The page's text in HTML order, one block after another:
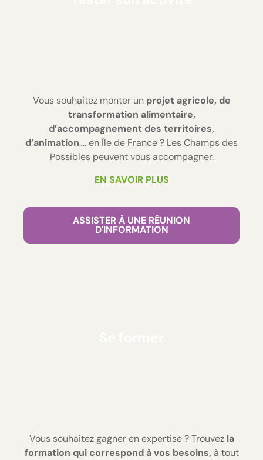
Vous souhaitez monter un projet agricole, de
transformation alimentaire,
d’accompagnement des territoires,
d’animation…, en Île de France ? Les Champs des
Possibles peuvent vous accompagner.
EN SAVOIR PLUS
ASSISTER À UNE RÉUNION
D'INFORMATION
Vous souhaitez gagner en expertise ? Trouvez la
formation qui correspond à vos besoins, à tout